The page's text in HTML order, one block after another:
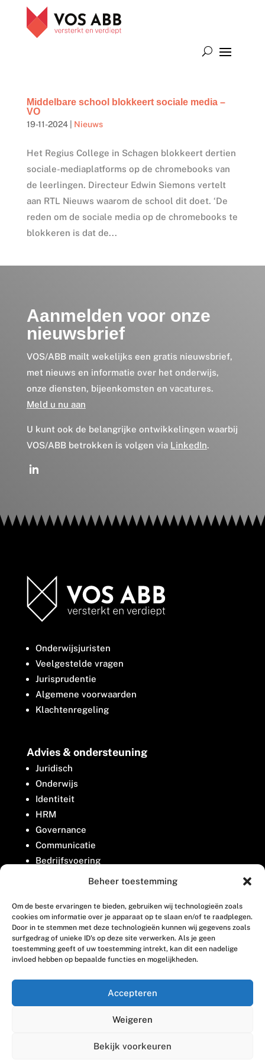
Beheer toestemming
Om de beste ervaringen te bieden, gebruiken wij technologieën zoals
cookies om informatie over je apparaat op te slaan en/of te raadplegen.
Door in te stemmen met deze technologieën kunnen wij gegevens zoals
surfgedrag of unieke ID's op deze site verwerken. Als je geen
toestemming geeft of uw toestemming intrekt, kan dit een nadelige
invloed hebben op bepaalde functies en mogelijkheden.
Accepteren
Weigeren
Bekijk voorkeuren
Middelbare school blokkeert sociale media –
VO
19-11-2024| Nieuws
Het Regius College in Schagen blokkeert dertien
sociale-mediaplatforms op de chromebooks van
de leerlingen. Directeur Edwin Siemons vertelt
aan RTL Nieuws waarom de school dit doet. ‘De
reden om de sociale media op de chromebooks te
blokkeren is dat de...
Aanmelden voor onze
nieuwsbrief
VOS/ABB mailt wekelijks een gratis nieuwsbrief,
met nieuws en informatie over het onderwijs,
onze diensten, bijeenkomsten en vacatures.
Meld u nu aan
U kunt ook de belangrijke ontwikkelingen waarbij
VOS/ABB betrokken is volgen via LinkedIn.
Onderwijsjuristen
Veelgestelde vragen
Jurisprudentie
Algemene voorwaarden
Klachtenregeling
Advies & ondersteuning
Juridisch
Onderwijs
Identiteit
HRM
Governance
Communicatie
Bedrijfsvoering
Belangenbehartiging
Contact
Houttuinlaan 8
3447 GM Woerden